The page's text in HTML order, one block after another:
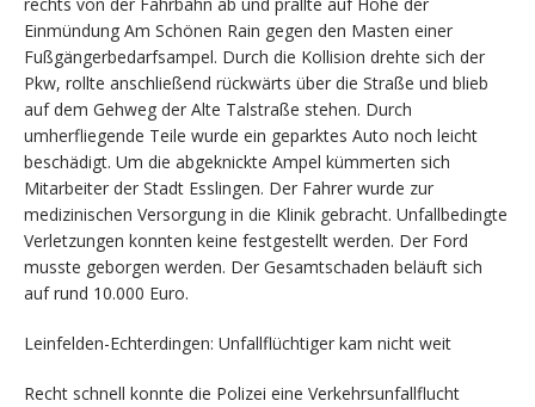
Einmündung Am Schönen Rain gegen den Masten einer
Fußgängerbedarfsampel. Durch die Kollision drehte sich der
Pkw, rollte anschließend rückwärts über die Straße und blieb
auf dem Gehweg der Alte Talstraße stehen. Durch
umherfliegende Teile wurde ein geparktes Auto noch leicht
beschädigt. Um die abgeknickte Ampel kümmerten sich
Mitarbeiter der Stadt Esslingen. Der Fahrer wurde zur
medizinischen Versorgung in die Klinik gebracht. Unfallbedingte
Verletzungen konnten keine festgestellt werden. Der Ford
musste geborgen werden. Der Gesamtschaden beläuft sich
auf rund 10.000 Euro.
Leinfelden-Echterdingen: Unfallflüchtiger kam nicht weit
Recht schnell konnte die Polizei eine Verkehrsunfallflucht